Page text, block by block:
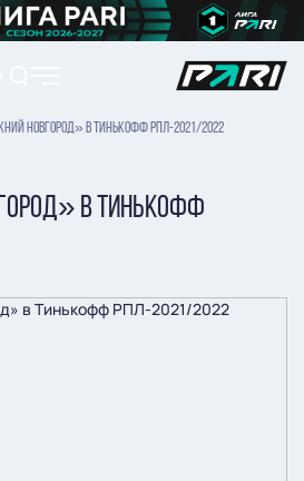
НОВГОРОД» В ТИНЬКОФФ РПЛ-2021/2022
В ТИНЬКОФФ